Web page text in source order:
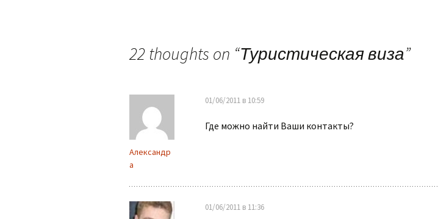
22 thoughts on “Туристическая виза”
Александр
а
01/06/2011 в 10:59
Где можно найти Ваши контакты?
01/06/2011 в 11:36